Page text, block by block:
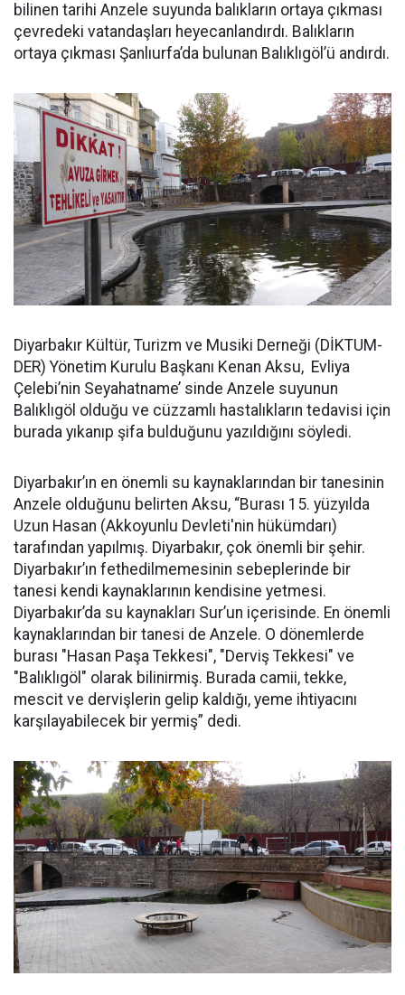
bilinen tarihi Anzele suyunda balıkların ortaya çıkması
çevredeki vatandaşları heyecanlandırdı. Balıkların
ortaya çıkması Şanlıurfa’da bulunan Balıklıgöl’ü andırdı.
Diyarbakır Kültür, Turizm ve Musiki Derneği (DİKTUM-
DER) Yönetim Kurulu Başkanı Kenan Aksu, Evliya
Çelebi’nin Seyahatname’ sinde Anzele suyunun
Balıklıgöl olduğu ve cüzzamlı hastalıkların tedavisi için
burada yıkanıp şifa bulduğunu yazıldığını söyledi.
Diyarbakır’ın en önemli su kaynaklarından bir tanesinin
Anzele olduğunu belirten Aksu, “Burası 15. yüzyılda
Uzun Hasan (Akkoyunlu Devleti'nin hükümdarı)
tarafından yapılmış. Diyarbakır, çok önemli bir şehir.
Diyarbakır’ın fethedilmemesinin sebeplerinde bir
tanesi kendi kaynaklarının kendisine yetmesi.
Diyarbakır’da su kaynakları Sur’un içerisinde. En önemli
kaynaklarından bir tanesi de Anzele. O dönemlerde
burası "Hasan Paşa Tekkesi", "Derviş Tekkesi" ve
"Balıklıgöl" olarak bilinirmiş. Burada camii, tekke,
mescit ve dervişlerin gelip kaldığı, yeme ihtiyacını
karşılayabilecek bir yermiş” dedi.